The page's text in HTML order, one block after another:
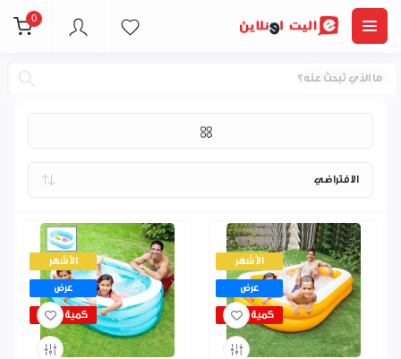
0
برك و سباحة
الأشهر
عرض
كمية قليلة
الأشهر
عرض
كمية قليلة